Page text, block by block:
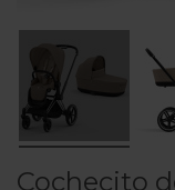
Cochecito